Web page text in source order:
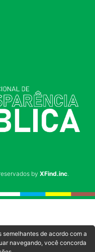
by XFind.inc.
de acordo com a
navegando, você concorda